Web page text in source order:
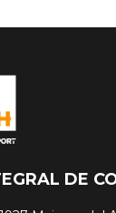
DE